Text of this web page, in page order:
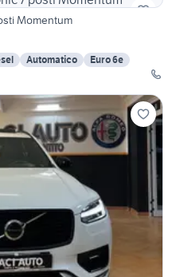
Momentum
Automatico
Euro 6e